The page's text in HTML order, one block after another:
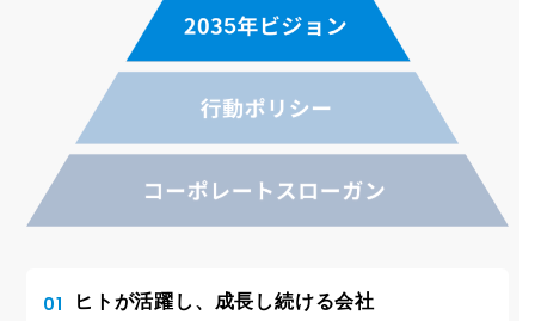
01 ヒトが活躍し、成長し続ける会社